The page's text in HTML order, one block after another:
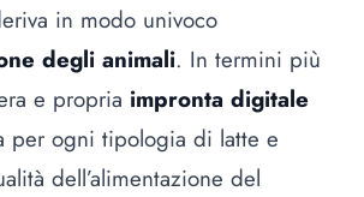
in modo univoco
degli animali. In termini più
e propria impronta digitale
per ogni tipologia di latte e
dell’alimentazione del